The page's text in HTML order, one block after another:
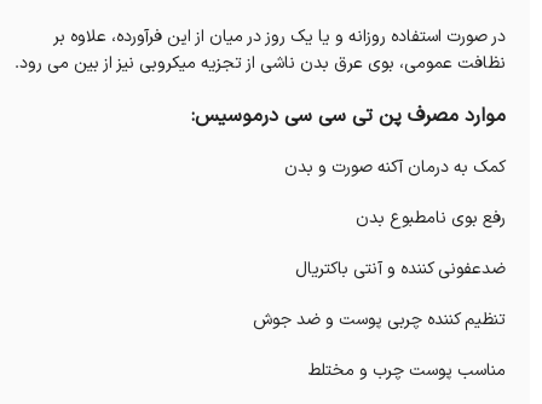
در صورت استفاده روزانه و یا یک روز در میان از این فرآورده، علاوه بر
نظافت عمومی، بوی عرق بدن ناشی از تجزیه میکروبی نیز از بین می رود.
موارد مصرف پن تی سی سی درموسیس:
کمک به درمان آکنه صورت و بدن
رفع بوی نامطبوع بدن
ضدعفونی کننده و آنتی باکتریال
تنظیم کننده چربی پوست و ضد جوش
مناسب پوست چرب و مختلط